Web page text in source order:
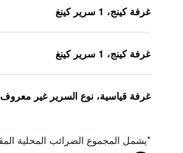
غرفة كينج، 1 سرير كينغ
غرفة كينج، 1 سرير كينغ
غرفة قياسية، نوع السرير غير معروف
*يشمل المجموع الضرائب المحلية